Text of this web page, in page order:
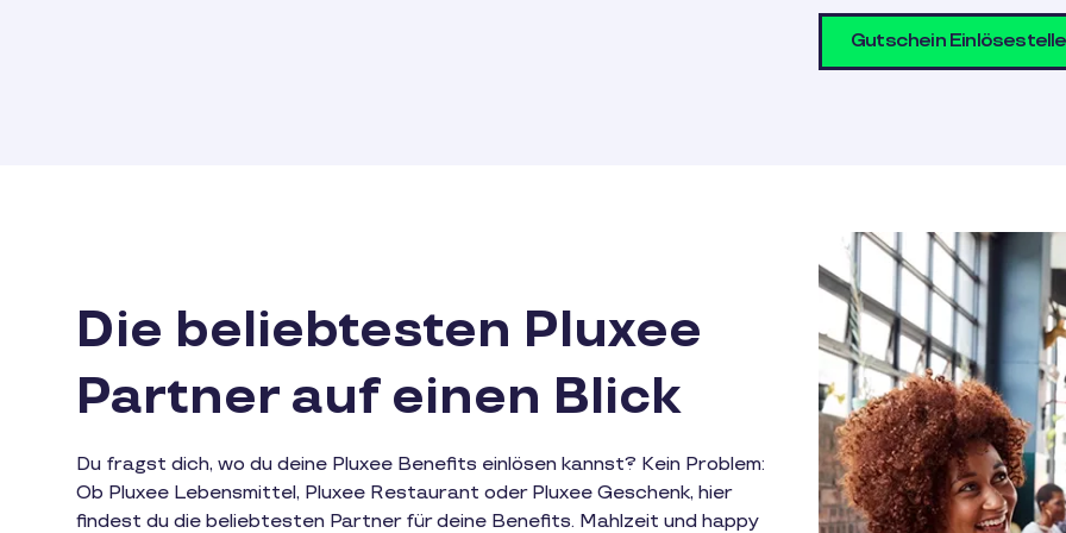
Gutschein
Die beliebtesten Pluxee
Partner auf einen Blick
Du fragst dich, wo du deine Pluxee Benefits einlösen kannst? Kein Problem:
Ob Pluxee Lebensmittel, Pluxee Restaurant oder Pluxee Geschenk, hier
findest du die beliebtesten Partner für deine Benefits. Mahlzeit und happy